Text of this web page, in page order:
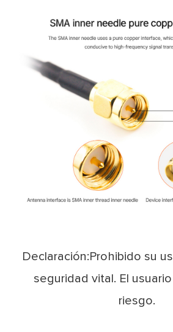
Declaración:Prohibido su
seguridad vital. El
riesgo.